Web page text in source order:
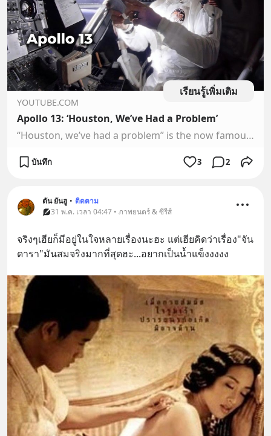
เรียนรู้เพิ่มเติม
YOUTUBE.COM
Apollo 13: ‘Houston, We’ve Had a Problem’
“Houston, we’ve had a problem” is the now famous phrase radioed fro…
บันทึก 3 2
ตัน ยันฮู • ติดตาม
31 พ.ค. เวลา 04:47 • ภาพยนตร์ & ซีรีส์
จริงๆเฮียก็มีอยู่ในใจหลายเรื่องนะฮะ แต่เฮียคิดว่าเรื่อง"จัน
ดารา"มันสมจริงมากที่สุดฮะ...อยากเป็นน้ำแข็งงงงง